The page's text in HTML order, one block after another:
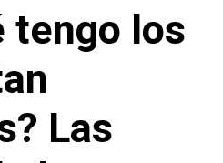
tengo los
Las